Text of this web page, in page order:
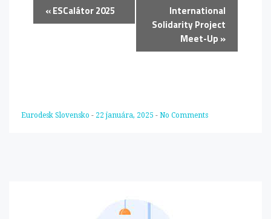
«ESCalátor 2025
International
Solidarity Project
Meet-Up »
Eurodesk Slovensko - 22 januára, 2025 - No Comments